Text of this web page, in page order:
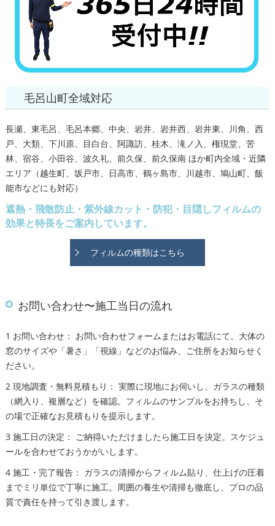
毛呂山町全域対応
長瀬、東毛呂、毛呂本郷、中央、岩井、岩井西、岩井東、川角、西
戸、大類、下川原、目白台、阿諏訪、桂木、滝ノ入、権現堂、苦
林、宿谷、小田谷、波久礼、前久保、前久保南 ほか町内全域・近隣
エリア（越生町、坂戸市、日高市、鶴ヶ島市、川越市、鳩山町、飯
能市などにも対応）
遮熱・飛散防止・紫外線カット・防犯・目隠しフィルムの
効果と特長をご案内しています。
フィルムの種類はこちら
お問い合わせ〜施工当日の流れ
1 お問い合わせ： お問い合わせフォームまたはお電話にて。大体の
窓のサイズや「暑さ」「視線」などのお悩み、ご住所をお知らせく
ださい。
2 現地調査・無料見積もり： 実際に現地にお伺いし、ガラスの種類
（網入り、複層など）を確認。フィルムのサンプルをお持ちし、そ
の場で正確なお見積もりを提示します。
3 施工日の決定： ご納得いただけましたら施工日を決定。スケジュ
ールを合わせておうかがいします。
4 施工・完了報告： ガラスの清掃からフィルム貼り、仕上げの圧着
までミリ単位で丁寧に施工。周囲の養生や清掃も徹底し、プロの品
質で責任を持って引き渡します。